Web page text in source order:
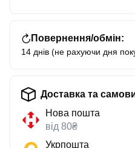
Повернення/обмін:
14 днів (не рахуючи дня
Доставка та
Нова пошта
від 80₴
Укрпошта